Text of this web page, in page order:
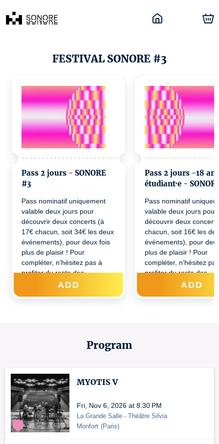
Program
MYOTIS V
Fri, Nov 6, 2026 at 8:30 PM
La Grande Salle - Théâtre Silvia
Monfort (Paris)
FESTIVAL SONORE #3
Pass 2 jours - SONORE
#3
Pass nominatif uniquement
valable deux jours pour
découvrir deux concerts (à
17€ chacun, soit 34€ les deux
événements), pour deux fois
plus de plaisir ! Pour
compléter, n'hésitez pas à
profiter du reste des
propositions, gratuites, du
ADD
Pass 2 jours -18
étudiant·e -
Pass nominatif
valable deux jours pour
découvrir deux
chacun, soit 16€ les
événements), pour
plus de plaisir ! Pour
compléter, n'hésitez
profiter du reste des
propositions, gratuites,
ADD